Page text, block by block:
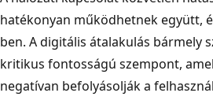
hatékonyan működhetnek együtt,
ben. A digitális átalakulás bármely
kritikus fontosságú szempont,
negatívan befolyásolják a